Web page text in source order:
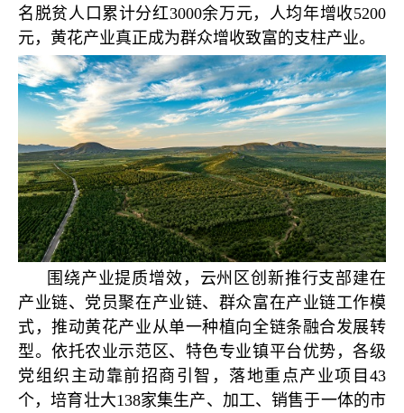
名脱贫人口累计分红3000余万元，人均年增收5200
元，黄花产业真正成为群众增收致富的支柱产业。
围绕产业提质增效，云州区创新推行支部建在
产业链、党员聚在产业链、群众富在产业链工作模
式，推动黄花产业从单一种植向全链条融合发展转
型。依托农业示范区、特色专业镇平台优势，各级
党组织主动靠前招商引智，落地重点产业项目43
个，培育壮大138家集生产、加工、销售于一体的市